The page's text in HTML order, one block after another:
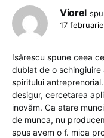
Viorel
17
Isărescu spune ceea
dublat de o schingiuire
spiritului
desigur, cercetarea
inovăm. Ca atare
de munca, nu
spus avem o f. mica